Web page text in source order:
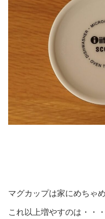
マグカップは家にめちゃ
これ以上増やすのは・・